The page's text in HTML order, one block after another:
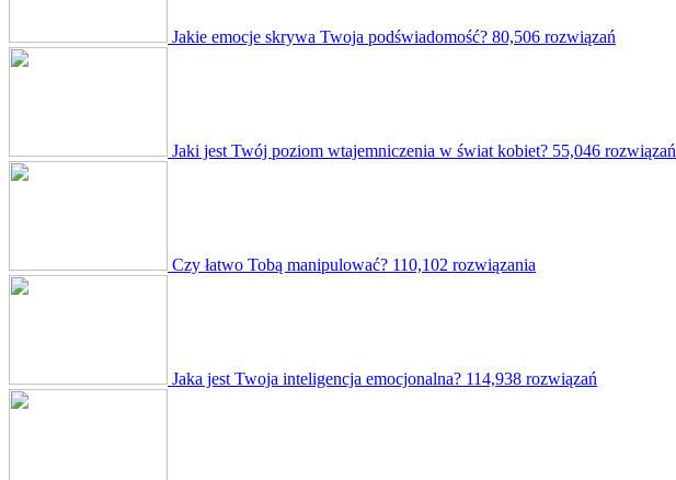
Jakie emocje skrywa Twoja podświadomość? 80,506 rozwiązań
Jaki jest Twój poziom wtajemniczenia w świat kobiet? 55,046 rozwiązań
Czy łatwo Tobą manipulować? 110,102 rozwiązania
Jaka jest Twoja inteligencja emocjonalna? 114,938 rozwiązań